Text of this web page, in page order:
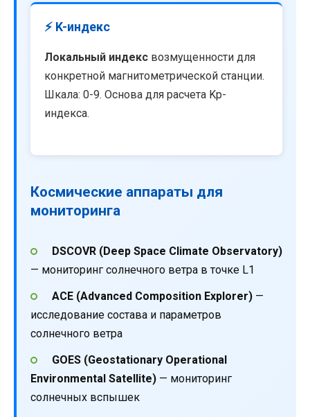
⚡ K-индекс
Локальный индекс возмущенности для
конкретной магнитометрической станции.
Шкала: 0-9. Основа для расчета Kp-
индекса.
Космические аппараты для
мониторинга
DSCOVR (Deep Space Climate Observatory)
— мониторинг солнечного ветра в точке L1
ACE (Advanced Composition Explorer)—
исследование состава и параметров
солнечного ветра
GOES (Geostationary Operational
Environmental Satellite) — мониторинг
солнечных вспышек